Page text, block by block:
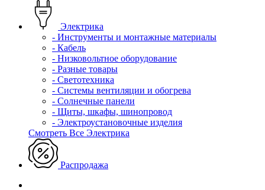
Электрика
- Инструменты и монтажные материалы
- Кабель
- Низковольтное оборудование
- Разные товары
- Светотехника
- Системы вентиляции и обогрева
- Солнечные панели
- Щиты, шкафы, шинопровод
- Электроустановочные изделия
Смотреть Все Электрика
Распродажа